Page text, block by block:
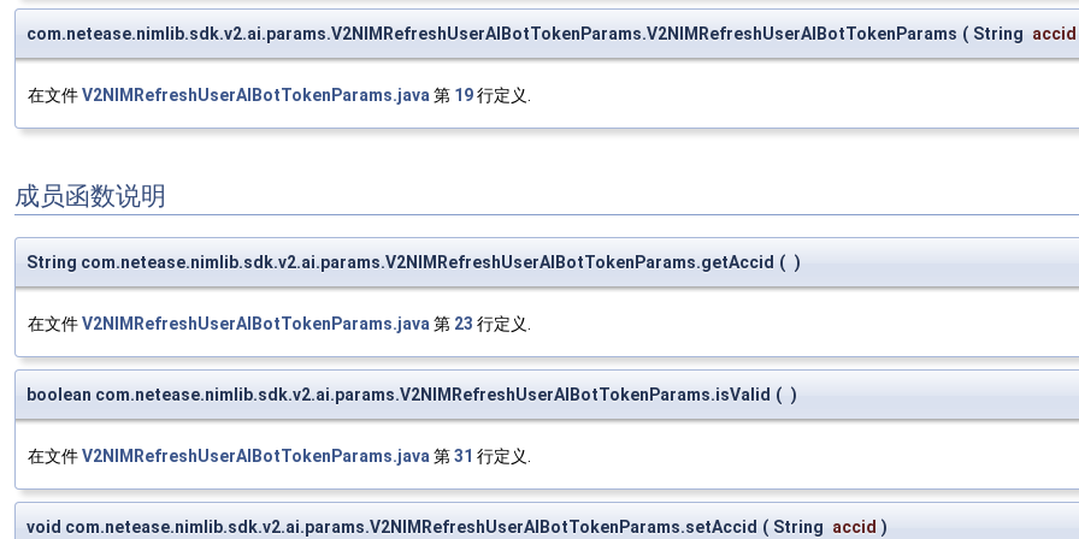
com.netease.nimlib.sdk.v2.ai.params.V2NIMRefreshUserAIBotTokenParams.V2NIMRefreshUserAIBotTokenParams ( String accid
在文件V2NIMRefreshUserAIBotTokenParams.java第 19行定义.
成员函数说明
String com.netease.nimlib.sdk.v2.ai.params.V2NIMRefreshUserAIBotTokenParams.getAccid ( )
在文件V2NIMRefreshUserAIBotTokenParams.java 第 23 行定义.
boolean com.netease.nimlib.sdk.v2.ai.params.V2NIMRefreshUserAIBotTokenParams.isValid ( )
在文件V2NIMRefreshUserAIBotTokenParams.java 第31 行定义.
void com.netease.nimlib.sdk.v2.ai.params.V2NIMRefreshUserAIBotTokenParams.setAccid ( String accid )